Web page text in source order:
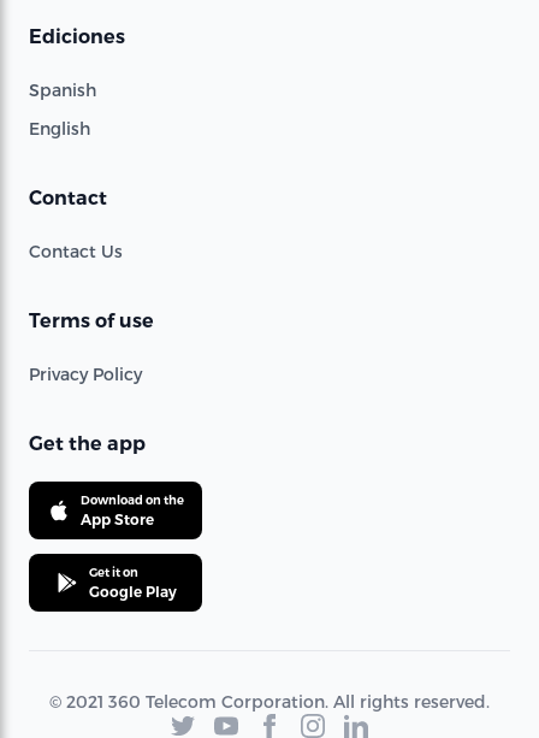
Ediciones
Spanish
English
Contact
Contact Us
Terms of use
Privacy Policy
Get the app
Download on the
App Store
Get it on
Google Play
© 2021 360 Telecom Corporation. All rights reserved.